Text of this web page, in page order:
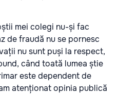
mei cole­gi nu-și fac
de fra­u­dă nu se por­ne­sc
nu sunt puși la res­pect,
când toa­tă lumea știe
este depen­dent de
aten­țio­nat opi­nia publi­că